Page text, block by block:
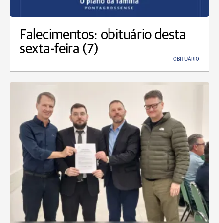
Falecimentos: obituário desta
sexta-feira (7)
OBITUÁRIO